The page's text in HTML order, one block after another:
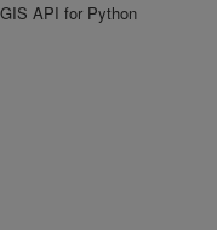
API for Python